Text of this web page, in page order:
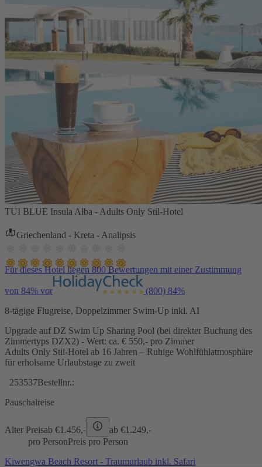
TUI BLUE Insula Alba - Adults Only Stil-Hotel
Griechenland - Kreta - Analipsis
Für dieses Hotel liegen 800 Bewertungen mit einer Zustimmung
von 84% vor (800) 84%
8-tägige Flugreise, Doppelzimmer Swim-Up inkl. AI
Upgrade auf DZ Swim Up Sharing Pool (bei direkter Buchung des
Zimmertyps DZX2) - Wert: ca. € 550,- pro Zimmer
Adults Only Stil-Hotel ab 16 Jahren – Ruhige Wohlfühlatmosphäre
für erholsame Urlaubstage zu zweit
253537Bestellnr.:
Pauschalreise
Alter Preisab €1.456,- ab €1.249,-
pro PersonPreis pro Person
Kiwengwa Beach Resort - Traumurlaub inkl. Safari